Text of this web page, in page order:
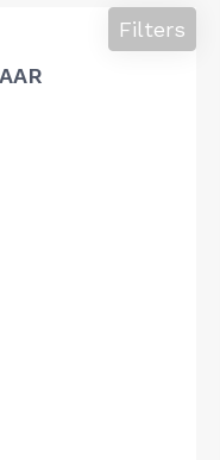
Filters